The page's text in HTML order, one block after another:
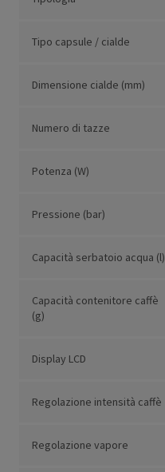
Tipo capsule / cialde
Dimensione cialde (mm)
Numero di tazze
Potenza (W)
Pressione (bar)
Capacità serbatoio acqua (l)
Capacità contenitore caffè
(g)
Display LCD
Regolazione intensità caffè
Regolazione vapore